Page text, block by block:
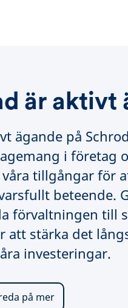
är aktivt
ägande på
i företag
våra tillgångar för
beteende.
förvaltningen till
att stärka det
investeringar.
på mer